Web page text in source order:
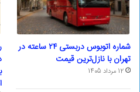
شماره اتوبوس دربستی ۲۴ ساعته در
تهران با نازل‌ترین قیمت
12 مرداد 1405